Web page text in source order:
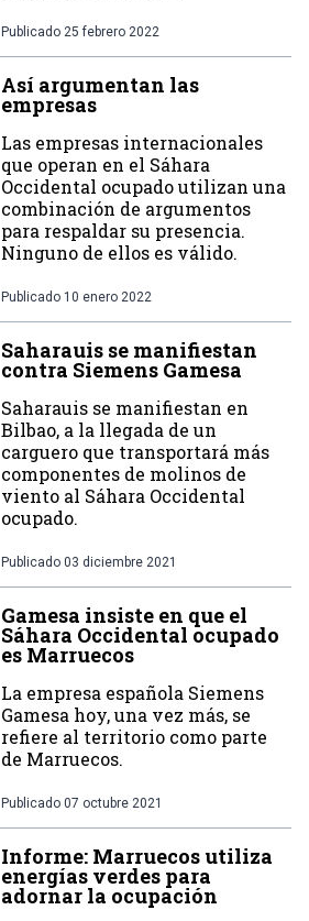
Publicado 25 febrero 2022
Así argumentan las
empresas
Las empresas internacionales
que operan en el Sáhara
Occidental ocupado utilizan una
combinación de argumentos
para respaldar su presencia.
Ninguno de ellos es válido.
Publicado 10 enero 2022
Saharauis se manifiestan
contra Siemens Gamesa
Saharauis se manifiestan en
Bilbao, a la llegada de un
carguero que transportará más
componentes de molinos de
viento al Sáhara Occidental
ocupado.
Publicado 03 diciembre 2021
Gamesa insiste en que el
Sáhara Occidental ocupado
es Marruecos
La empresa española Siemens
Gamesa hoy, una vez más, se
refiere al territorio como parte
de Marruecos.
Publicado 07 octubre 2021
Informe: Marruecos utiliza
energías verdes para
adornar la ocupación